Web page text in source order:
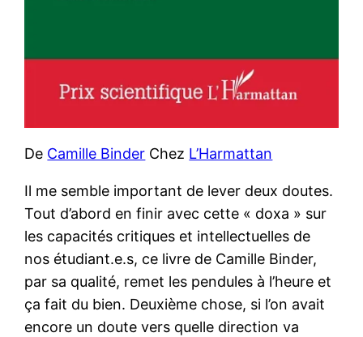
De Camille Binder Chez L’Harmattan
Il me semble important de lever deux doutes.
Tout d’abord en finir avec cette « doxa » sur
les capacités critiques et intellectuelles de
nos étudiant.e.s, ce livre de Camille Binder,
par sa qualité, remet les pendules à l’heure et
ça fait du bien. Deuxième chose, si l’on avait
encore un doute vers quelle direction va